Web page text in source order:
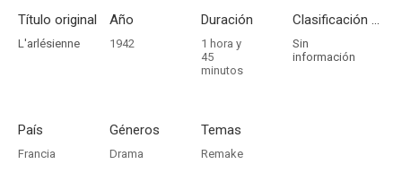
Título original
L'arlésienne
Año
1942
Duración
1 hora y
45
minutos
Clasificación por edades
Sin
información
País
Francia
Géneros
Drama
Temas
Remake